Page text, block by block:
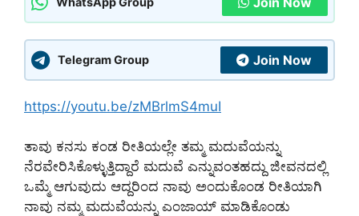
Telegram Group Join Now
https://youtu.be/zMBrlmS4muI
ತಾವು ಕನಸು ಕಂಡ ರೀತಿಯಲ್ಲೇ ತಮ್ಮ ಮದುವೆಯನ್ನು
ನೆರವೇರಿಸಿಕೊಳ್ಳುತ್ತಿದ್ದಾರೆ ಮದುವೆ ಎನ್ನುವಂತಹದ್ದು ಜೀವನದಲ್ಲಿ
ಒಮ್ಮೆ ಆಗುವುದು ಆದ್ದರಿಂದ ನಾವು ಅಂದುಕೊಂಡ ರೀತಿಯಾಗಿ
ನಾವು ನಮ್ಮ ಮದುವೆಯನ್ನು ಎಂಜಾಯ್ ಮಾಡಿಕೊಂಡು